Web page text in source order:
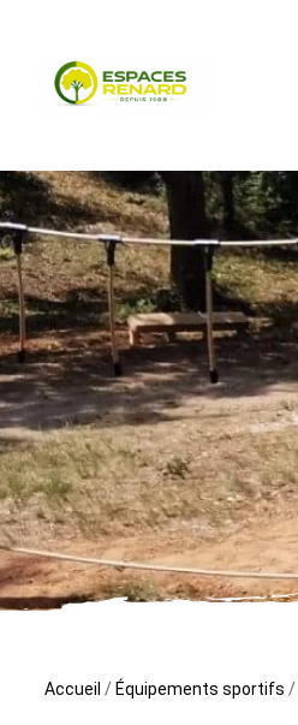
Accueil / Équipements sportifs /